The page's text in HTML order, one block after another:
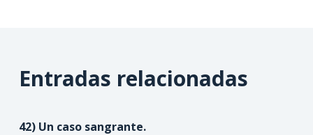
Entradas relacionadas
42) Un caso sangrante.